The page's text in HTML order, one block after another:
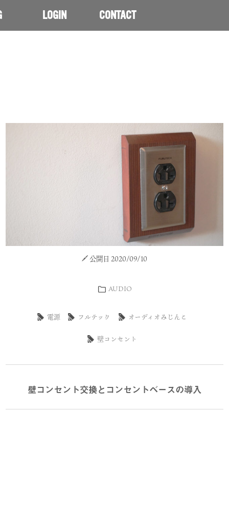
LOGIN CONTACT
公開日 2020/09/10
AUDIO
電源 フルテック オーディオみじんこ
壁コンセント
壁コンセント交換とコンセントベースの導入